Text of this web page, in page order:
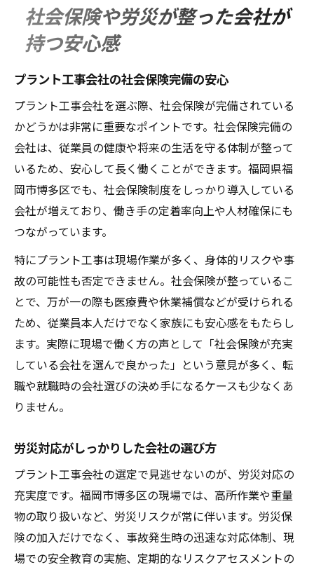
社会保険や労災が整った会社が
持つ安心感
プラント工事会社の社会保険完備の安心
プラント工事会社を選ぶ際、社会保険が完備されている
かどうかは非常に重要なポイントです。社会保険完備の
会社は、従業員の健康や将来の生活を守る体制が整って
いるため、安心して長く働くことができます。福岡県福
岡市博多区でも、社会保険制度をしっかり導入している
会社が増えており、働き手の定着率向上や人材確保にも
つながっています。
特にプラント工事は現場作業が多く、身体的リスクや事
故の可能性も否定できません。社会保険が整っているこ
とで、万が一の際も医療費や休業補償などが受けられる
ため、従業員本人だけでなく家族にも安心感をもたらし
ます。実際に現場で働く方の声として「社会保険が充実
している会社を選んで良かった」という意見が多く、転
職や就職時の会社選びの決め手になるケースも少なくあ
りません。
労災対応がしっかりした会社の選び方
プラント工事会社の選定で見逃せないのが、労災対応の
充実度です。福岡市博多区の現場では、高所作業や重量
物の取り扱いなど、労災リスクが常に伴います。労災保
険の加入だけでなく、事故発生時の迅速な対応体制、現
場での安全教育の実施、定期的なリスクアセスメントの